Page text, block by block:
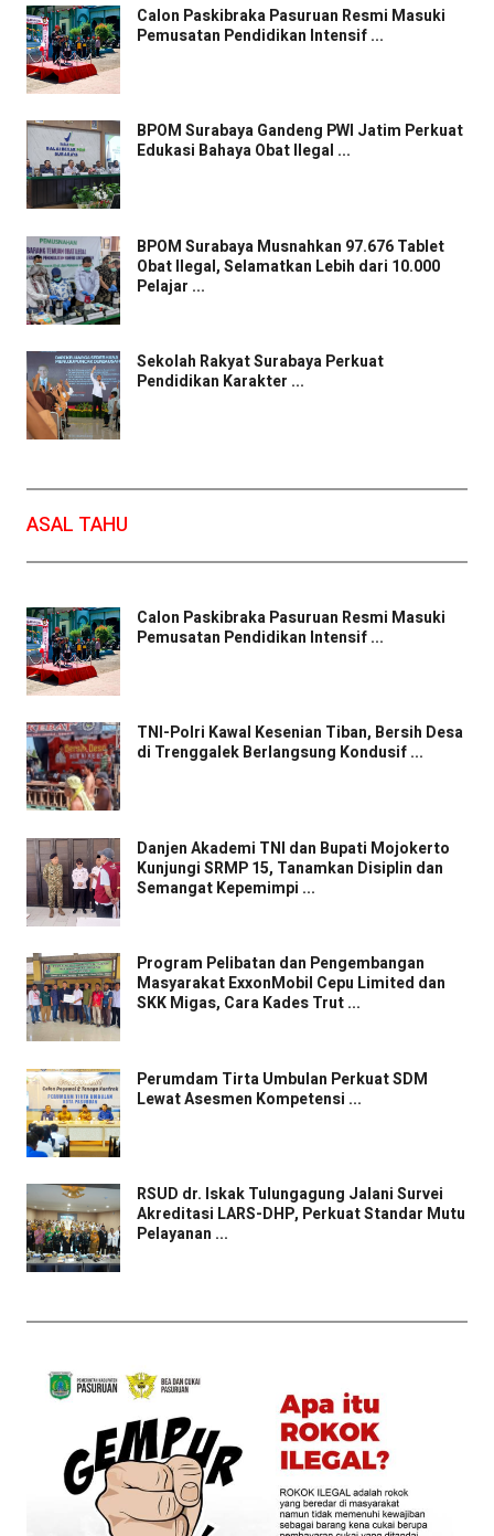
Calon Paskibraka Pasuruan Resmi Masuki
Pemusatan Pendidikan Intensif ...
BPOM Surabaya Gandeng PWI Jatim Perkuat
Edukasi Bahaya Obat Ilegal ...
BPOM Surabaya Musnahkan 97.676 Tablet
Obat Ilegal, Selamatkan Lebih dari 10.000
Pelajar ...
Sekolah Rakyat Surabaya Perkuat
Pendidikan Karakter ...
ASAL TAHU
Calon Paskibraka Pasuruan Resmi Masuki
Pemusatan Pendidikan Intensif ...
TNI-Polri Kawal Kesenian Tiban, Bersih Desa
di Trenggalek Berlangsung Kondusif ...
Danjen Akademi TNI dan Bupati Mojokerto
Kunjungi SRMP 15, Tanamkan Disiplin dan
Semangat Kepemimpi ...
Program Pelibatan dan Pengembangan
Masyarakat ExxonMobil Cepu Limited dan
SKK Migas, Cara Kades Trut ...
Perumdam Tirta Umbulan Perkuat SDM
Lewat Asesmen Kompetensi ...
RSUD dr. Iskak Tulungagung Jalani Survei
Akreditasi LARS-DHP, Perkuat Standar Mutu
Pelayanan ...